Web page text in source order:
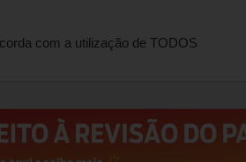
com a utilização de TODOS